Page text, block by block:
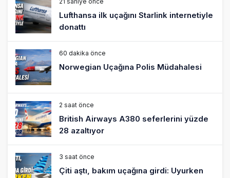
Lufthansa ilk uçağını Starlink internetiyle
donattı
60 dakika önce
Norwegian Uçağına Polis Müdahalesi
2 saat önce
British Airways A380 seferlerini yüzde
28 azaltıyor
3 saat önce
Çiti aştı, bakım uçağına girdi: Uyurken